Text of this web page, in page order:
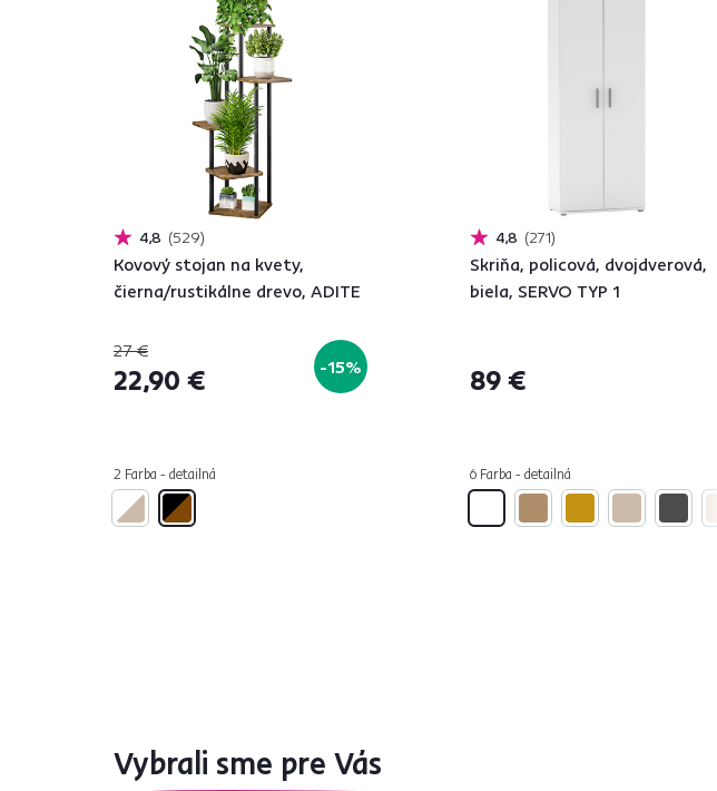
4,8 529
Kovový stojan na kvety,
čierna/rustikálne drevo, ADITE
27 €
22,90 € -15%
2 Farba - detailná
4,8 271
Skriňa, policová, dvojdverová,
biela, SERVO TYP 1
89 €
6 Farba - detailná
Vybrali sme pre Vás